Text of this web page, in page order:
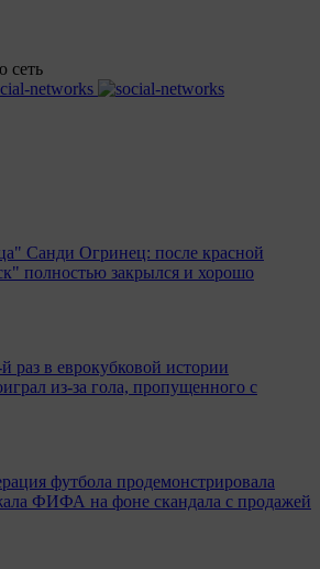
сеть
Санди Огринец: после красной
полностью закрылся и хорошо
раз в еврокубковой истории
из-за гола, пропущенного с
футбола продемонстрировала
ФИФА на фоне скандала с продажей